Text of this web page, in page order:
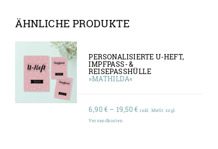
ÄHNLICHE PRODUKTE
PERSONALISIERTE U-HEFT,
IMPFPASS- &
REISEPASSHÜLLE
»MATHILDA«
6,90€ –19,50€Preisspanne:
inkl. MwSt. zzgl.
Versandkosten